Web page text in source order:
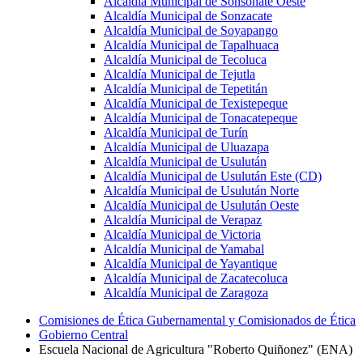
Alcaldía Municipal de Sonzacate
Alcaldía Municipal de Soyapango
Alcaldía Municipal de Tapalhuaca
Alcaldía Municipal de Tecoluca
Alcaldía Municipal de Tejutla
Alcaldía Municipal de Tepetitán
Alcaldía Municipal de Texistepeque
Alcaldía Municipal de Tonacatepeque
Alcaldía Municipal de Turín
Alcaldía Municipal de Uluazapa
Alcaldía Municipal de Usulután
Alcaldía Municipal de Usulután Este (CD)
Alcaldía Municipal de Usulután Norte
Alcaldía Municipal de Usulután Oeste
Alcaldía Municipal de Verapaz
Alcaldía Municipal de Victoria
Alcaldía Municipal de Yamabal
Alcaldía Municipal de Yayantique
Alcaldía Municipal de Zacatecoluca
Alcaldía Municipal de Zaragoza
Comisiones de Ética Gubernamental y Comisionados de Ética
Gobierno Central
Escuela Nacional de Agricultura "Roberto Quiñonez" (ENA)